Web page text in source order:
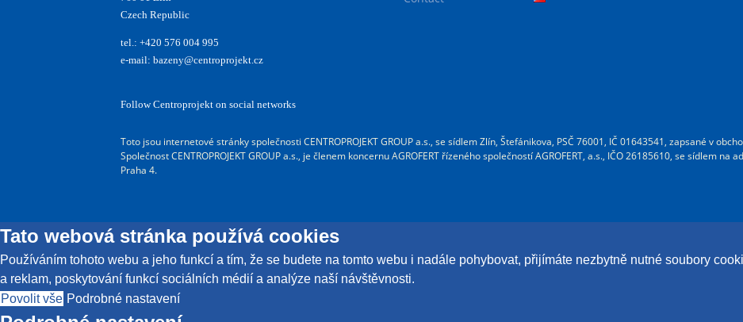
Czech Republic
tel.: +420 576 004 995
e-mail: bazeny@centroprojekt.cz
Follow Centroprojekt on social networks
Toto jsou internetové stránky společnosti CENTROPROJEKT GROUP a.s., se sídlem Zlín, Štefánikova, PSČ 76001, IČ 01643541, zapsané v
Společnost CENTROPROJEKT GROUP a.s., je členem koncernu AGROFERT řízeného společností AGROFERT, a.s., IČO 26185610, se sídlem na
Praha 4.
Tato webová stránka používá cookies
Používáním tohoto webu a jeho funkcí a tím, že se budete na tomto webu i nadále pohybovat, přijímáte nezbytně nutné soubory
a reklam, poskytování funkcí sociálních médií a analýze naší návštěvnosti.
Povolit vše Podrobné nastavení